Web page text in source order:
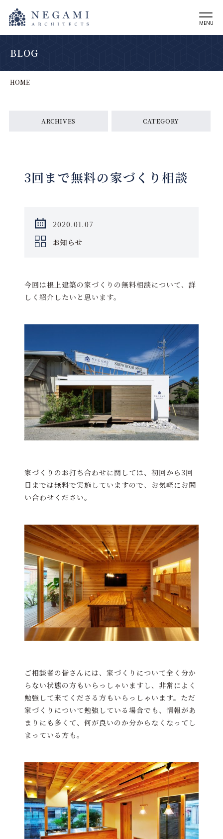
MENU
BLOG
HOME
ARCHIVES CATEGORY
3回まで無料の家づくり相談
2020.01.07
お知らせ
今回は根上建築の家づくりの無料相談について、詳
しく紹介したいと思います。
家づくりのお打ち合わせに関しては、初回から3回
目までは無料で実施していますので、お気軽にお問
い合わせください。
ご相談者の皆さんには、家づくりについて全く分か
らない状態の方もいらっしゃいますし、非常によく
勉強して来てくださる方もいらっしゃいます。ただ
家づくりについて勉強している場合でも、情報があ
まりにも多くて、何が良いのか分からなくなってし
まっている方も。